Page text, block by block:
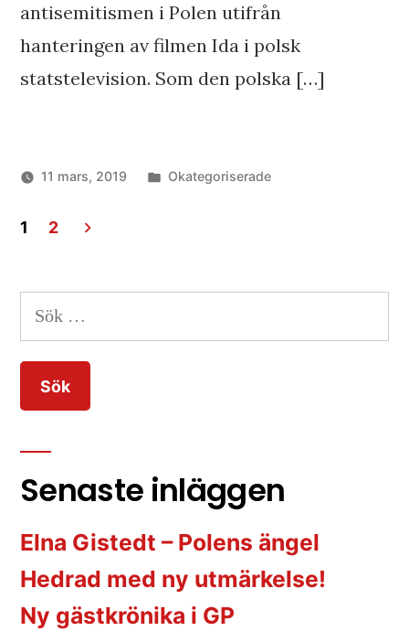
antisemitismen i Polen utifrån
hanteringen av filmen Ida i polsk
statstelevision. Som den polska […]
11 mars, 2019
Publicerat
Okategoriserade
1 2
Sök
efter:
Senaste inläggen
Elna Gistedt – Polens ängel
Hedrad med ny utmärkelse!
Ny gästkrönika i GP